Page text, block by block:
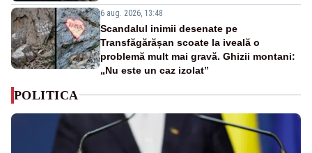
6 aug. 2026, 13:48
Scandalul inimii desenate pe
Transfăgărășan scoate la iveală o
problemă mult mai gravă. Ghizii montani:
„Nu este un caz izolat”
POLITICA